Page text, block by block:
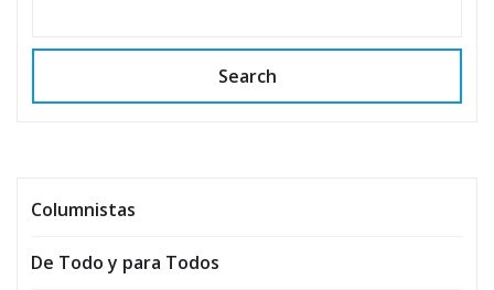
Search
Columnistas
De Todo y para Todos